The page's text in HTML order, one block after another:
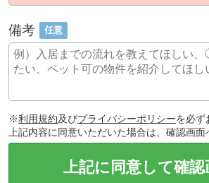
備考 任意
※利用規約及びプライバシーポリシーを必ず
上記内容に同意いただいた場合は、確認画面
上記に同意して確認